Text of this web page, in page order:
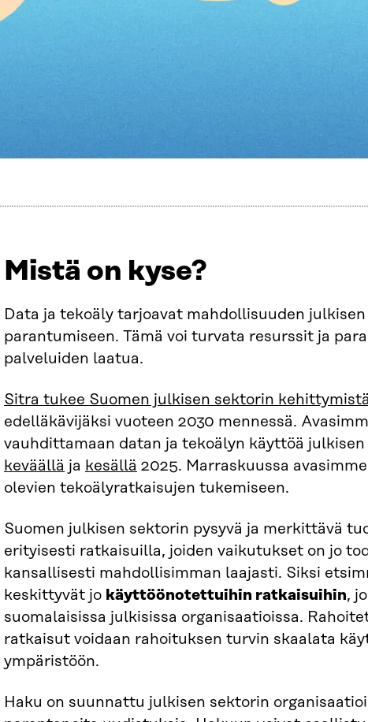
Mistä on kyse?
Data ja tekoäly tarjoavat mahdollisuuden
parantumiseen. Tämä voi turvata resurssit ja
palveluiden laatua.
Sitra tukee Suomen julkisen sektorin kehittymistä
edelläkävijäksi vuoteen 2030 mennessä.
vauhdittamaan datan ja tekoälyn käyttöä
keväällä ja kesällä 2025. Marraskuussa avasimme
olevien tekoälyratkaisujen tukemiseen.
Suomen julkisen sektorin pysyvä ja merkittävä
erityisesti ratkaisuilla, joiden vaikutukset on jo
kansallisesti mahdollisimman laajasti. Siksi
keskittyvät jo käyttöönotettuihin ratkaisuihin,
suomalaisissa julkisissa organisaatioissa.
ratkaisut voidaan rahoituksen turvin skaalata
ympäristöön.
Haku on suunnattu julkisen sektorin